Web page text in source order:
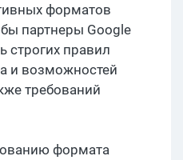
форматов
партнеры Google
строгих правил
и возможностей
требований
формата